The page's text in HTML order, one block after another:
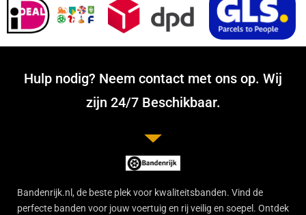
Hulp nodig? Neem contact met ons op. Wij
zijn 24/7 Beschikbaar.
Bandenrijk.nl, de beste plek voor kwaliteitsbanden. Vind de
perfecte banden voor jouw voertuig en rij veilig en soepel. Ontdek